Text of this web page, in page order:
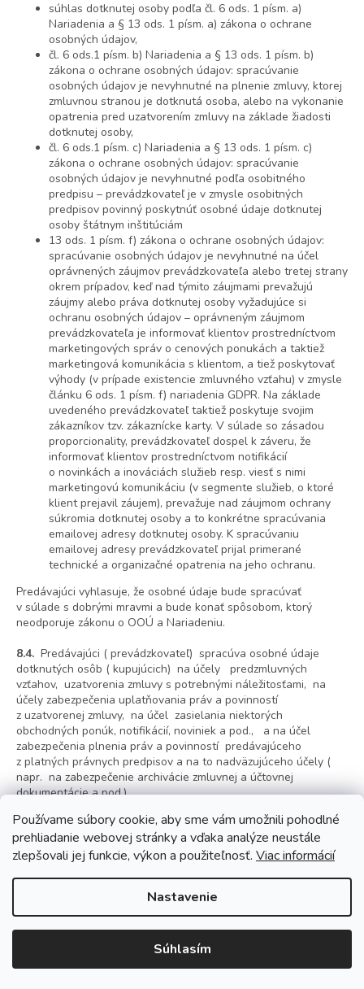
Používame súbory cookie, aby sme vám umožnili pohodlné
prehliadanie webovej stránky a vďaka analýze neustále
zlepšovali jej funkcie, výkon a použiteľnosť. Viac informácií
Nastavenie
Súhlasím
súhlas dotknutej osoby podľa čl. 6 ods. 1 písm. a)
Nariadenia a § 13 ods. 1 písm. a) zákona o ochrane
osobných údajov,
čl. 6 ods.1 písm. b) Nariadenia a § 13 ods. 1 písm. b)
zákona o ochrane osobných údajov: spracúvanie
osobných údajov je nevyhnutné na plnenie zmluvy, ktorej
zmluvnou stranou je dotknutá osoba, alebo na vykonanie
opatrenia pred uzatvorením zmluvy na základe žiadosti
dotknutej osoby,
čl. 6 ods.1 písm. c) Nariadenia a § 13 ods. 1 písm. c)
zákona o ochrane osobných údajov: spracúvanie
osobných údajov je nevyhnutné podľa osobitného
predpisu – prevádzkovateľ je v zmysle osobitných
predpisov povinný poskytnúť osobné údaje dotknutej
osoby štátnym inštitúciám
13 ods. 1 písm. f) zákona o ochrane osobných údajov:
spracúvanie osobných údajov je nevyhnutné na účel
oprávnených záujmov prevádzkovateľa alebo tretej strany
okrem prípadov, keď nad týmito záujmami prevažujú
záujmy alebo práva dotknutej osoby vyžadujúce si
ochranu osobných údajov – oprávneným záujmom
prevádzkovateľa je informovať klientov prostredníctvom
marketingových správ o cenových ponukách a taktiež
marketingová komunikácia s klientom, a tiež poskytovať
výhody (v prípade existencie zmluvného vzťahu) v zmysle
článku 6 ods. 1 písm. f) nariadenia GDPR. Na základe
uvedeného prevádzkovateľ taktiež poskytuje svojim
zákazníkov tzv. zákaznícke karty. V súlade so zásadou
proporcionality, prevádzkovateľ dospel k záveru, že
informovať klientov prostredníctvom notifikácií
o novinkách a inováciách služieb resp. viesť s nimi
marketingovú komunikáciu (v segmente služieb, o ktoré
klient prejavil záujem), prevažuje nad záujmom ochrany
súkromia dotknutej osoby a to konkrétne spracúvania
emailovej adresy dotknutej osoby. K spracúvaniu
emailovej adresy prevádzkovateľ prijal primerané
technické a organizačné opatrenia na jeho ochranu.
Predávajúci vyhlasuje, že osobné údaje bude spracúvať
v súlade s dobrými mravmi a bude konať spôsobom, ktorý
neodporuje zákonu o OOÚ a Nariadeniu.
8.4. Predávajúci ( prevádzkovateľ) spracúva osobné údaje
dotknutých osôb ( kupujúcich) na účely predzmluvných
vzťahov, uzatvorenia zmluvy s potrebnými náležitosťami, na
účely zabezpečenia uplatňovania práv a povinností
z uzatvorenej zmluvy, na účel zasielania niektorých
obchodných ponúk, notifikácií, noviniek a pod., a na účel
zabezpečenia plnenia práv a povinností predávajúceho
z platných právnych predpisov a na to nadväzujúceho účely (
napr. na zabezpečenie archivácie zmluvnej a účtovnej
dokumentácie a pod,).
8.5.Dobou spracúvania osobných údajov predávajúcim je doba
určitá, a to doba relevantná na identifikáciu zmluvnej strany,
na uplatňovanie práv a povinností vyplývajúcich z uzavretej
relevantnú dobu považovaná doba určená právnymi predpismi
na archiváciu účtovných dokladov predávajúceho.
Dotknutá osoba ( kupujúci) má právo na zákonné,